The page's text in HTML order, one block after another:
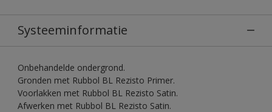
Systeeminformatie
Onbehandelde ondergrond.
Gronden met Rubbol BL Rezisto Primer.
Voorlakken met Rubbol BL Rezisto Satin.
Afwerken met Rubbol BL Rezisto Satin.